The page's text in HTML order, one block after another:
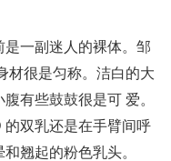
一副迷人的裸体。邹
材很是匀称。洁白的大
有些鼓鼓很是可 爱。
双乳还是在手臂间呼
翘起的粉色乳头。